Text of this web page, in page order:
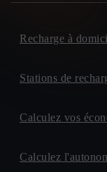
Recharge à
Stations de
Calculez vos
Calculez